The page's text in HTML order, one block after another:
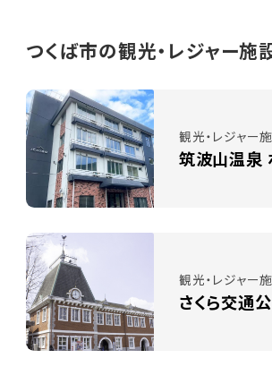
つくば市の観光・レジャー施
観光・レジャー
筑波山温泉
観光・レジャー
さくら交通